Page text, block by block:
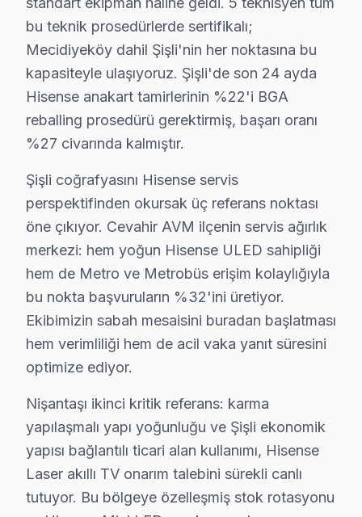
Halide Edip Adıvar'da Hisense TV Servisi
Halide Edip Adıvar Mahallesi, çeşitli yaş gruplarının
Halil Rıfat Paşa'da Hisense TV Servisi
Halil Rıfat Paşa Mahallesi’nde yaşayanlar için,
Harbiye'de Hisense TV Servisi
Harbiye Mahallesi sakinleri, Hisense
İnönü'de Hisense TV Servisi
İnönü Mahallesi’nde Hisense ekran'nizde bir problem
İzzet Paşa'da Hisense TV Servisi
İzzet Paşa Mahallesi’nde Hisense televizyon hizmeti
Kaptanpaşa'da Hisense TV Servisi
Kaptanpaşa Mahallesi’nde Hisense televizyon
Kuştepe'de Hisense TV Servisi
Kuştepe Mahallesi’nde Hisense televizyon tamiri
Mahmut Şevket Paşa'da Hisense TV Servisi
Mahmut Şevket Paşa Mahallesi’nde Hisense
bu teknik prosedürlerde sertifikalı;
Mecidiyeköy dahil Şişli'nin her noktasına bu
kapasiteyle ulaşıyoruz. Şişli'de son 24 ayda
Hisense anakart tamirlerinin %22'i BGA
reballing prosedürü gerektirmiş, başarı oranı
%27 civarında kalmıştır.
Şişli coğrafyasını Hisense servis
perspektifinden okursak üç referans noktası
öne çıkıyor. Cevahir AVM ilçenin servis ağırlık
merkezi: hem yoğun Hisense ULED sahipliği
hem de Metro ve Metrobüs erişim kolaylığıyla
bu nokta başvuruların %32'ini üretiyor.
Ekibimizin sabah mesaisini buradan başlatması
hem verimliliği hem de acil vaka yanıt süresini
optimize ediyor.
Nişantaşı ikinci kritik referans: karma
yapılaşmalı yapı yoğunluğu ve Şişli ekonomik
yapısı bağlantılı ticari alan kullanımı, Hisense
Laser akıllı TV onarım talebini sürekli canlı
tutuyor. Bu bölgeye özelleşmiş stok rotasyonu